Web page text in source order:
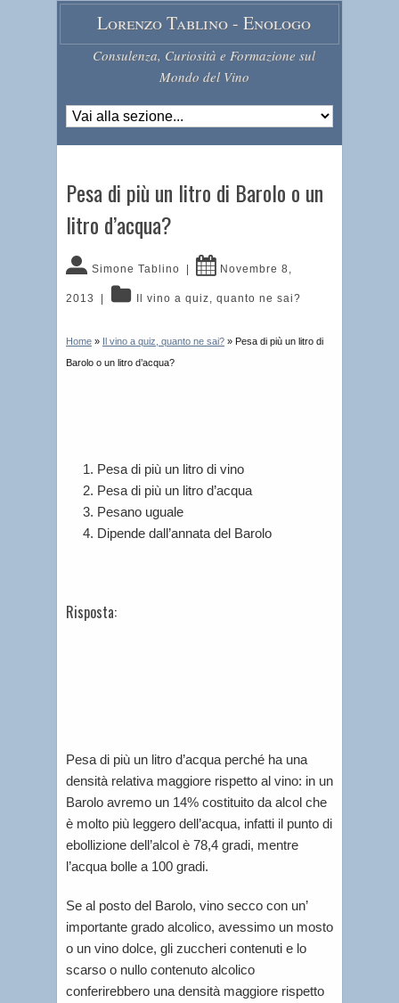
Lorenzo Tablino - Enologo
Consulenza, Curiosità e Formazione sul
Mondo del Vino
Pesa di più un litro di Barolo o un
litro d’acqua?
Simone Tablino Novembre 8,
2013 Il vino a quiz, quanto ne sai?
Home » Il vino a quiz, quanto ne sai? » Pesa di più un litro di
Barolo o un litro d’acqua?
Pesa di più un litro di vino
Pesa di più un litro d’acqua
Pesano uguale
Dipende dall’annata del Barolo
Risposta:
Pesa di più un litro d’acqua perché ha una
densità relativa maggiore rispetto al vino: in un
Barolo avremo un 14% costituito da alcol che
è molto più leggero dell’acqua, infatti il punto di
ebollizione dell’alcol è 78,4 gradi, mentre
l’acqua bolle a 100 gradi.
Se al posto del Barolo, vino secco con un’
importante grado alcolico, avessimo un mosto
o un vino dolce, gli zuccheri contenuti e lo
scarso o nullo contenuto alcolico
conferirebbero una densità maggiore rispetto